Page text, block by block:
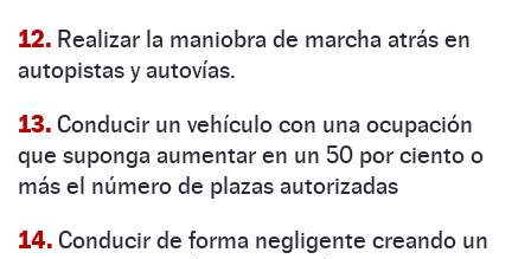
12. Realizar la maniobra de marcha atrás en
autopistas y autovías.
13. Conducir un vehículo con una ocupación
que suponga aumentar en un 50 por ciento o
más el número de plazas autorizadas
14. Conducir de forma negligente creando un